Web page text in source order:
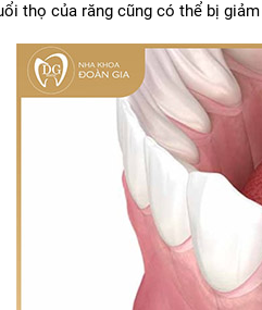
thọ của răng cũng có thể bị